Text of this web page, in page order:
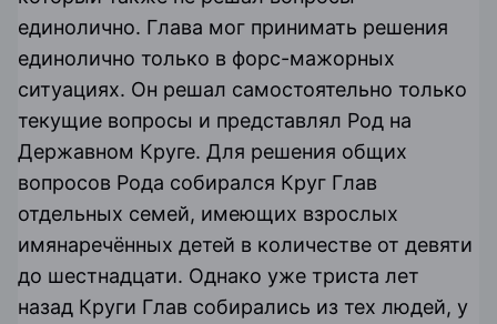
единолично. Глава мог принимать решения
единолично только в форс-мажорных
ситуациях. Он решал самостоятельно только
текущие вопросы и представлял Род на
Державном Круге. Для решения общих
вопросов Рода собирался Круг Глав
отдельных семей, имеющих взрослых
имянаречённых детей в количестве от девяти
до шестнадцати. Однако уже триста лет
назад Круги Глав собирались из тех людей, у